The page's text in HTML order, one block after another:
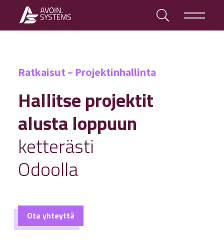
Ratkaisut – Projektinhallinta
Hallitse projektit
alusta loppuun
ketterästi
Odoolla
Ota yhteyttä